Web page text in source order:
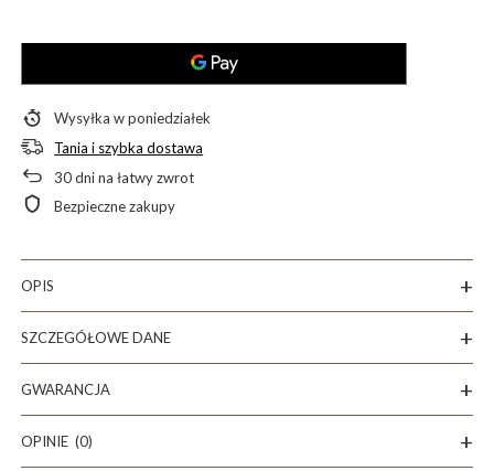
Wysyłkaw poniedziałek
Tania i szybka dostawa
30dni na łatwy zwrot
Bezpieczne zakupy
OPIS
SZCZEGÓŁOWE DANE
GWARANCJA
OPINIE (0)